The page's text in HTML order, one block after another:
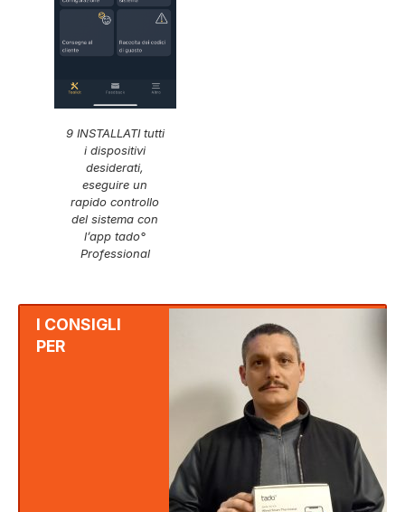
9 INSTALLATI tutti
i dispositivi
desiderati,
eseguire un
rapido controllo
del sistema con
l’app tado°
Professional
I CONSIGLI
PER